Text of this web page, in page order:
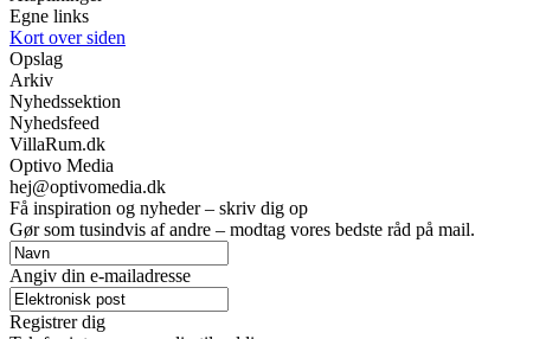
Egne links
Kort over siden
Opslag
Arkiv
Nyhedssektion
Nyhedsfeed
VillaRum.dk
Optivo Media
hej@optivomedia.dk
Få inspiration og nyheder – skriv dig op
Gør som tusindvis af andre – modtag vores bedste råd på mail.
Angiv din e-mailadresse
Registrer dig